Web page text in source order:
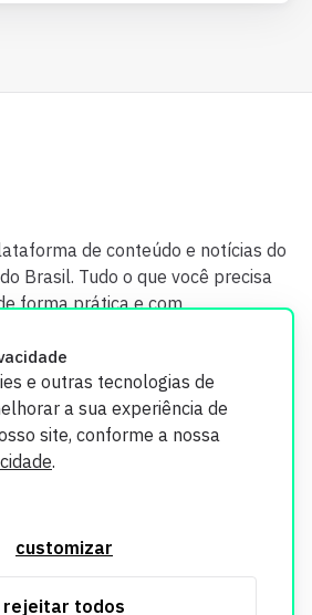
e outras tecnologias de
a sua experiência de
site, conforme a nossa
.
customizar
rejeitar todos
de conteúdo e notícias do
Brasil. Tudo o que você precisa
forma prática e com
coletados em nosso site são
para fins de aprimoramento de
Política de Privacidade.